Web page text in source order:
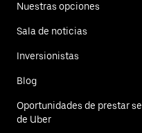
Nuestras opciones
Sala de noticias
Inversionistas
Blog
Oportunidades de prestar
de Uber